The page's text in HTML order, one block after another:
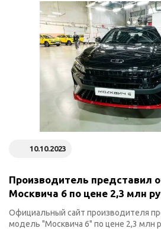
10.10.2023
Производитель представил
Москвича 6 по цене 2,3 млн
Официальный сайт производителя
модель "Москвича 6" по цене 2,3 млн